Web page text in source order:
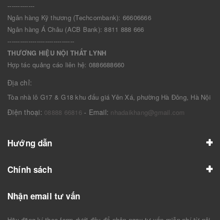
-------------
Ngân hàng Kỹ thương (Techcombank): 66606666
Ngân hàng Á Châu (ACB Bank): 8811 888 666
--------------------------------
THƯƠNG HIỆU NỘI THẤT LYNH
Hợp tác quảng cáo liên hệ: 0886688660
Địa chỉ:
Tòa nhà lô G17 & G18 khu đấu giá Yên Xá, phường Hà Đông, Hà Nội
Điện thoại: 08888 66816 - Email: nhadaikhang@gmail.com
Hướng dẫn
Chính sách
Nhận email tư vấn